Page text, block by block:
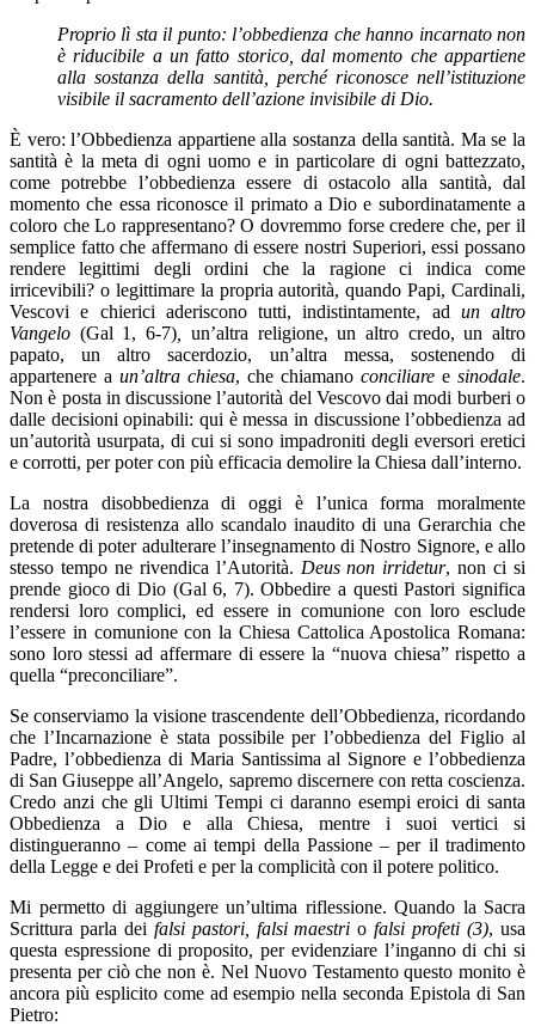
Proprio lì sta il punto: l’obbedienza che hanno incarnato non
è riducibile a un fatto storico, dal momento che appartiene
alla sostanza della santità, perché riconosce nell’istituzione
visibile il sacramento dell’azione invisibile di Dio.
È vero: l’Obbedienza appartiene alla sostanza della santità. Ma se la
santità è la meta di ogni uomo e in particolare di ogni battezzato,
come potrebbe l’obbedienza essere di ostacolo alla santità, dal
momento che essa riconosce il primato a Dio e subordinatamente a
coloro che Lo rappresentano? O dovremmo forse credere che, per il
semplice fatto che affermano di essere nostri Superiori, essi possano
rendere legittimi degli ordini che la ragione ci indica come
irricevibili? o legittimare la propria autorità, quando Papi, Cardinali,
Vescovi e chierici aderiscono tutti, indistintamente, ad un altro
Vangelo (Gal 1, 6-7)
un’altra religione, un altro credo, un altro
papato, un altro sacerdozio, un’altra messa, sostenendo di
appartenere a un’altra chiesa, che chiamano conciliare e sinodale.
Non è posta in discussione l’autorità del Vescovo dai modi burberi o
dalle decisioni opinabili: qui è messa in discussione l’obbedienza ad
un’autorità usurpata, di cui si sono impadroniti degli eversori eretici
e corrotti, per poter con più efficacia demolire la Chiesa dall’interno.
La nostra disobbedienza di oggi è l’unica forma moralmente
doverosa di resistenza allo scandalo inaudito di una Gerarchia che
pretende di poter adulterare l’insegnamento di Nostro Signore, e allo
stesso tempo ne rivendica l’Autorità. Deus non irridetur, non ci si
prende gioco di Dio (Gal 6, 7). Obbedire a questi Pastori significa
rendersi loro complici, ed essere in comunione con loro esclude
l’essere in comunione con la Chiesa Cattolica Apostolica Romana:
sono loro stessi ad affermare di essere la “nuova chiesa” rispetto a
quella “preconciliare”.
Se conserviamo la visione trascendente dell’Obbedienza, ricordando
che l’Incarnazione è stata possibile per l’obbedienza del Figlio al
Padre, l’obbedienza di Maria Santissima al Signore e l’obbedienza
di San Giuseppe all’Angelo, sapremo discernere con retta coscienza.
Credo anzi che gli Ultimi Tempi ci daranno esempi eroici di santa
Obbedienza a Dio e alla Chiesa, mentre i suoi vertici si
distingueranno – come ai tempi della Passione – per il tradimento
della Legge e dei Profeti e per la complicità con il potere politico.
Mi permetto di aggiungere un’ultima riflessione. Quando la Sacra
Scrittura parla dei falsi pastori, falsi maestriofalsi profeti (3), usa
questa espressione di proposito, per evidenziare l’inganno di chi si
presenta per ciò che non è. Nel Nuovo Testamento questo monito è
ancora più esplicito come ad esempio nella seconda Epistola di San
Pietro: